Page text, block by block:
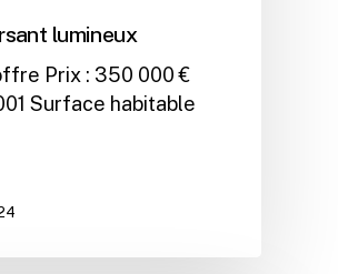
lumineux
Prix : 350 000 €
Surface habitable